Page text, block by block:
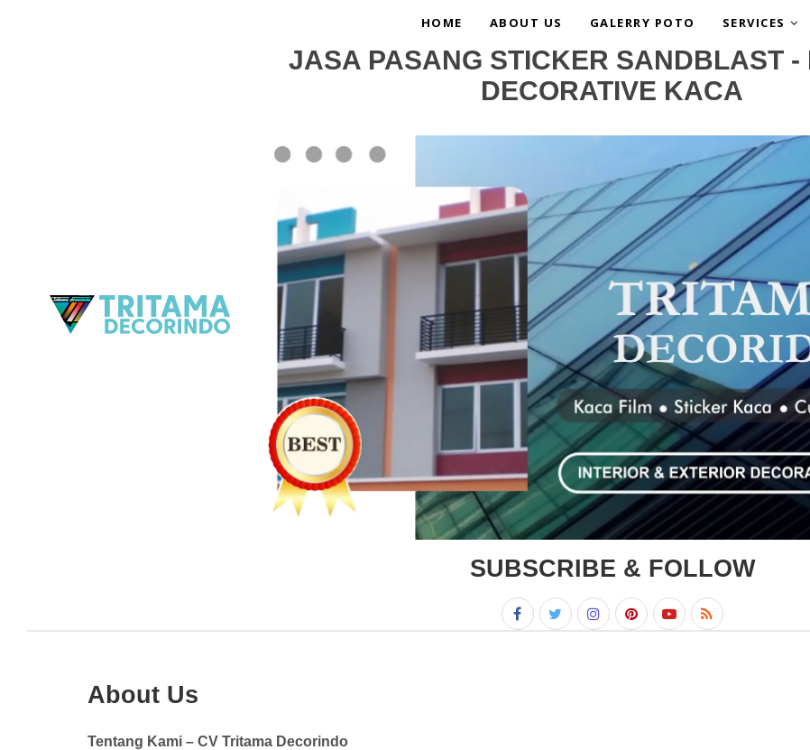
HOME ABOUT US GALERRY POTO SERVICES
JASA PASANG STICKER SANDBLAST -
DECORATIVE KACA
SUBSCRIBE & FOLLOW
About Us
Tentang Kami – CV Tritama Decorindo